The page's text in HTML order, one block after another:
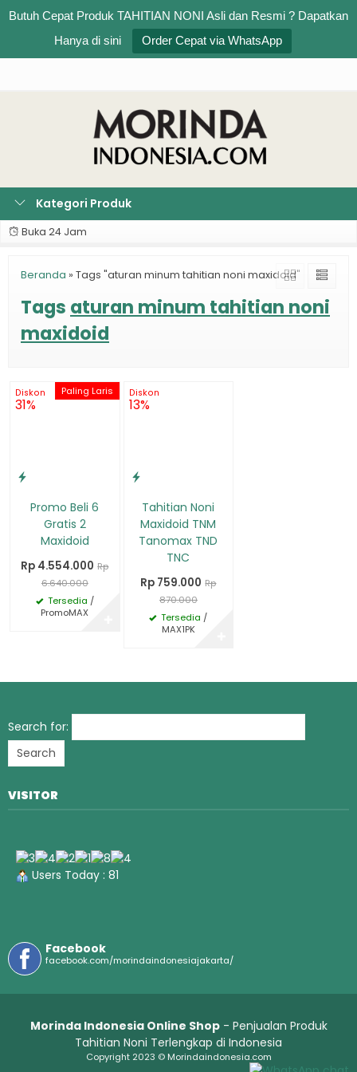
Butuh Cepat Produk TAHITIAN NONI Asli dan Resmi ? Dapatkan
Hanya di sini
Order Cepat via WhatsApp
Rp0 0
Kategori Produk
Buka 24 Jam
Beranda » Tags "aturan minum tahitian noni maxidoid"
Tags aturan minum tahitian noni
maxidoid
Paling Laris
Diskon
31%
Promo Beli 6
Gratis 2
Maxidoid
Rp 4.554.000 Rp
6.640.000
Tersedia /
PromoMAX
Diskon
13%
Tahitian Noni
Maxidoid TNM
Tanomax TND
TNC
Rp 759.000 Rp
870.000
Tersedia /
MAX1PK
Search for:
VISITOR
Users Today : 81
Facebook
facebook.com/morindaindonesiajakarta/
Morinda Indonesia Online Shop- Penjualan Produk
Tahitian Noni Terlengkap di Indonesia
Copyright 2023 © Morindaindonesia.com